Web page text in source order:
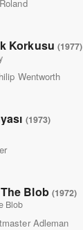
Korkusu (1977)
Wentworth
(1973)
Blob (1972)
Blob
Adleman